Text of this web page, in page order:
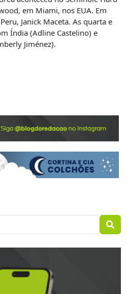
em Miami, nos EUA. Em
Janick Maceta. As quarta e
Índia (Adline Castelino) e
Jiménez).